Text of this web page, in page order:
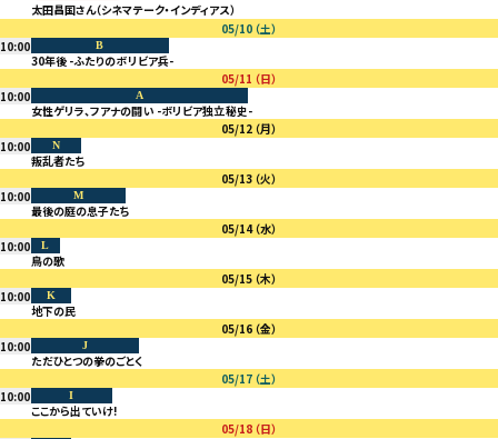
太田昌国さん（シネマテーク・インディアス）
05/10 （土）
10:00
B
30年後 -ふたりのボリビア兵-
05/11 （日）
10:00
A
女性ゲリラ、フアナの闘い -ボリビア独立秘史-
05/12 （月）
10:00
N
叛乱者たち
05/13 （火）
10:00
M
最後の庭の息子たち
05/14（水）
10:00
L
鳥の歌
05/15 （木）
10:00
K
地下の民
05/16 （金）
10:00
J
ただひとつの拳のごとく
05/17 （土）
10:00
I
ここから出ていけ!
05/18 （日）